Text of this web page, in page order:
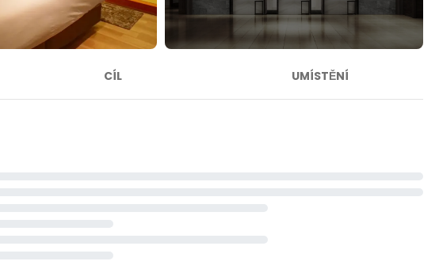
CÍL UMÍSTĚNÍ